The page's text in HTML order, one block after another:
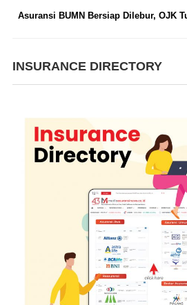
Asuransi BUMN Bersiap Dilebur, OJK
INSURANCE DIRECTORY